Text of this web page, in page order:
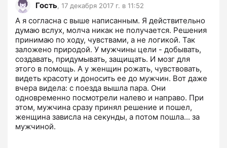
Гость 17 декабря 2017 г. в 11:52
А я согласна с выше написанным. Я действительно
думаю вслух, молча никак не получается. Решения
принимаю по ходу, чувствами, а не логикой. Так
заложено природой. У мужчины цели - добывать,
создавать, придумывать, защищать. И мозг для
этого в помощь. А у женщин рожать, чувствовать,
видеть красоту и доносить ее до мужчин. Вот даже
вчера видела: с поезда вышла пара. Они
одновременно посмотрели налево и направо. При
этом, мужчина сразу принял решение и пошел,
женщина зависла на секунды, а потом пошла... за
мужчиной.